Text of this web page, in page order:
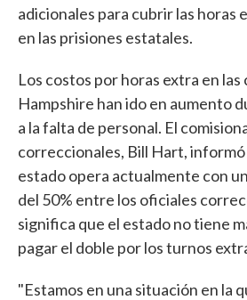
adicionales para cubrir las horas
en las prisiones estatales.
Los costos por horas extra en
Hampshire han ido en aumento
a la falta de personal. El
correccionales, Bill Hart, informó
estado opera actualmente con
del 50% entre los oficiales
significa que el estado no tiene
pagar el doble por los turnos
"Estamos en una situación en la